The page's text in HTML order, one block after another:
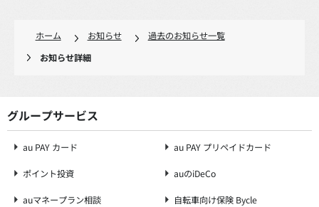
ホーム お知らせ
過去のお知らせ一覧
お知らせ詳細
グループサービス
au PAY カード au PAY プリペイドカード
ポイント投資 auのiDeCo
auマネープラン相談 自転車向け保険 Bycle